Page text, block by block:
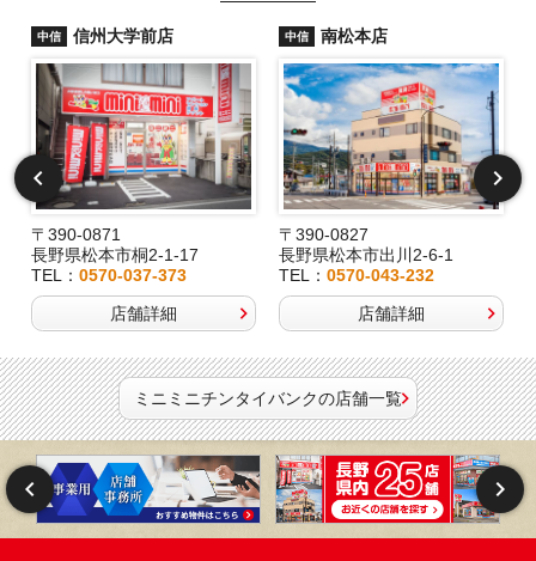
中信 信州大学前店
〒390-0871
長野県松本市桐2-1-17
TEL：0570-037-373
店舗詳細
中信 南松本店
〒390-0827
長野県松本市出川2-6-1
TEL：0570-043-232
店舗詳細
ミニミニチンタイバンクの店舗一覧